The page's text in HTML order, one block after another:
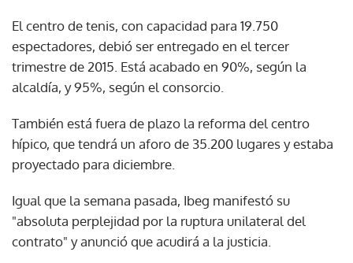
El centro de tenis, con capacidad para 19.750
espectadores, debió ser entregado en el tercer
trimestre de 2015. Está acabado en 90%, según la
alcaldía, y 95%, según el consorcio.
También está fuera de plazo la reforma del centro
hípico, que tendrá un aforo de 35.200 lugares y estaba
proyectado para diciembre.
Igual que la semana pasada, Ibeg manifestó su
"absoluta perplejidad por la ruptura unilateral del
contrato" y anunció que acudirá a la justicia.